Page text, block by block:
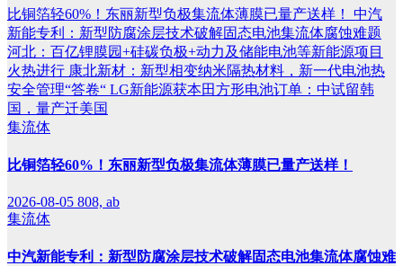
比铜箔轻60%！东丽新型负极集流体薄膜已量产送样！
中汽
新能专利：新型防腐涂层技术破解固态电池集流体腐蚀难题
河北：百亿锂膜园+硅碳负极+动力及储能电池等新能源项目
火热进行 康北新材：新型相变纳米隔热材料，新一代电池热
安全管理“答卷“ LG新能源获本田方形电池订单：中试留韩
国，量产迁美国
集流体
比铜箔轻60%！东丽新型负极集流体薄膜已量产送样！
2026-08-05 808, ab
集流体
中汽新能专利：新型防腐涂层技术破解固态电池集流体腐蚀难